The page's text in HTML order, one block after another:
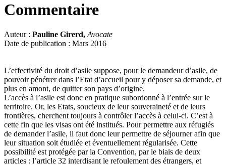
Commentaire
Auteur : Pauline Girerd, Avocate
Date de publication : Mars 2016
L’effectivité du droit d’asile suppose, pour le demandeur d’asile, de
pouvoir pénétrer dans l’Etat d’accueil pour y déposer sa demande, et
plus en amont, de quitter son pays d’origine.
L’accès à l’asile est donc en pratique subordonné à l’entrée sur le
territoire. Or, les Etats, soucieux de leur souveraineté et de leurs
frontières, cherchent toujours à contrôler l’accès à celui-ci. C’est à
cette fin que les visas ont été institués. Pour permettre aux réfugiés
de demander l’asile, il faut donc leur permettre de séjourner afin que
leur situation soit étudiée et éventuellement régularisée. Cette
possibilité est protégée par la Convention, par le biais de deux
articles : l’article 32 interdisant le refoulement des étrangers, et